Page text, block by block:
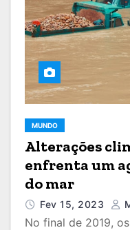
MUNDO
Alterações
enfrenta um
do mar
Fev 15, 2023
No final de 2019,